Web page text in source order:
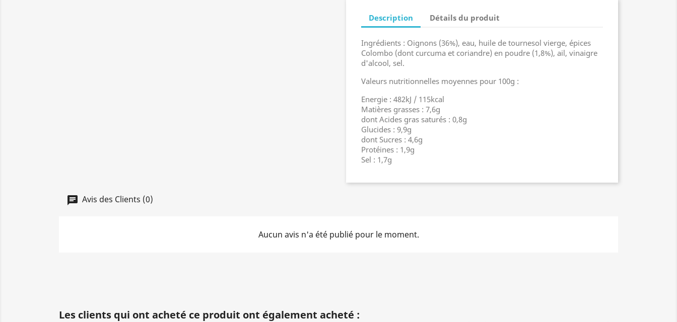
Description Détails du produit
Ingrédients : Oignons (36%), eau, huile de tournesol vierge, épices
Colombo (dont curcuma et coriandre) en poudre (1,8%), ail, vinaigre
d'alcool, sel.
Valeurs nutritionnelles moyennes pour 100g :
Energie : 482kJ / 115kcal
Matières grasses : 7,6g
dont Acides gras saturés : 0,8g
Glucides : 9,9g
dont Sucres : 4,6g
Protéines : 1,9g
Sel : 1,7g
Avis des Clients (0)
Aucun avis n'a été publié pour le moment.
Les clients qui ont acheté ce produit ont également acheté :